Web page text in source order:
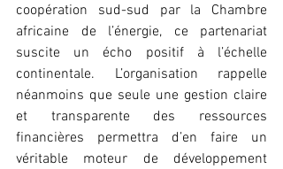
coopération sud-sud par la Chambre
africaine de l’énergie, ce partenariat
suscite un écho positif à l’échelle
continentale. L’organisation rappelle
néanmoins que seule une gestion claire
et transparente des ressources
financières permettra d’en faire un
véritable moteur de développement